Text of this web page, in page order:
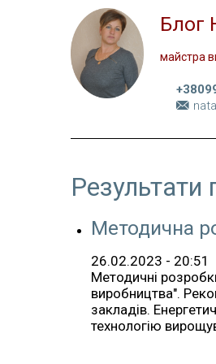
Блог
майстра
Результати
Методична
26.02.2023 - 20:51
Методичні
виробництва".
закладів.
технологію